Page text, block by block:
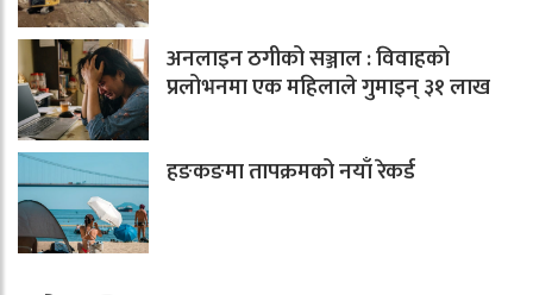
अनलाइन ठगीको सञ्जाल : विवाहको
प्रलोभनमा एक महिलाले गुमाइन् ३१ लाख
हङकङमा तापक्रमको नयाँ रेकर्ड